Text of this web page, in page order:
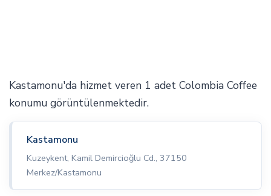
Kastamonu'da hizmet veren 1 adet Colombia Coffee
konumu görüntülenmektedir.
Kastamonu
Kuzeykent, Kamil Demircioğlu Cd., 37150
Merkez/Kastamonu